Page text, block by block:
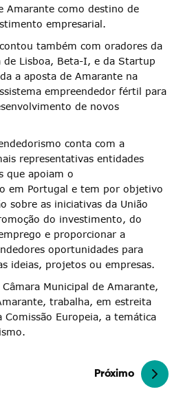
Amarante como destino de
empresarial.
também com oradores da
de Lisboa, Beta-I, e da Startup
a aposta de Amarante na
empreendedor fértil para
de novos
conta com a
representativas entidades
que apoiam o
em Portugal e tem por objetivo
sobre as iniciativas da União
do investimento, do
e proporcionar a
oportunidades para
ideias, projetos ou empresas.
Municipal de Amarante,
trabalha, em estreita
Comissão Europeia, a temática
Próximo